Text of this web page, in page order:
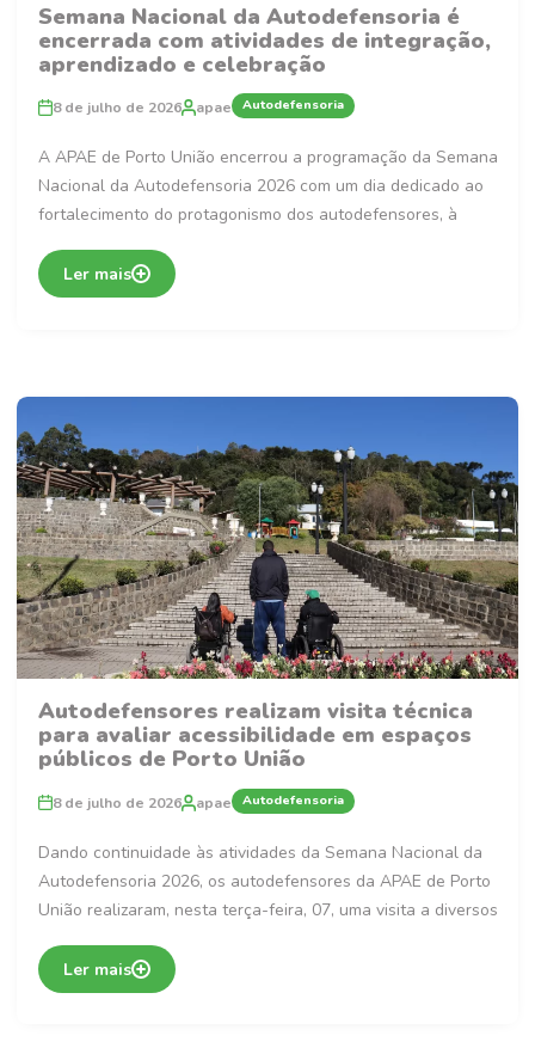
Semana Nacional da Autodefensoria é
encerrada com atividades de integração,
aprendizado e celebração
8 de julho de 2026 apae Autodefensoria
A APAE de Porto União encerrou a programação da Semana
Nacional da Autodefensoria 2026 com um dia dedicado ao
fortalecimento do protagonismo dos autodefensores, à
Ler mais
Autodefensores realizam visita técnica
para avaliar acessibilidade em espaços
públicos de Porto União
8 de julho de 2026 apae Autodefensoria
Dando continuidade às atividades da Semana Nacional da
Autodefensoria 2026, os autodefensores da APAE de Porto
União realizaram, nesta terça-feira, 07, uma visita a diversos
Ler mais